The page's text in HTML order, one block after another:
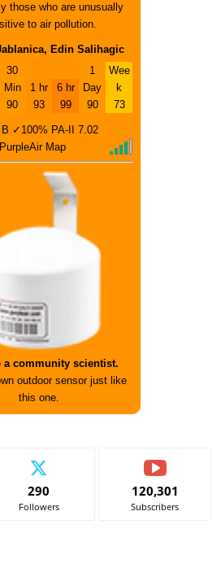
those who are unusually
to air pollution.
Edin Salihagic
30
Min
90
1 hr
93
6 hr
99
1
Day
90
Wee
k
73
B ✓100% PA-II
7.02
Map
a community scientist.
outdoor sensor just like
this one.
290
Followers
120,301
Subscribers